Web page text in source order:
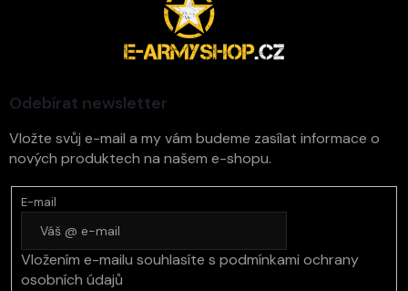
Odebírat newsletter
Vložte svůj e-mail a my vám budeme zasílat informace o
nových produktech na našem e-shopu.
E-mail
Vložením e-mailu souhlasíte s podmínkami ochrany
osobních údajů